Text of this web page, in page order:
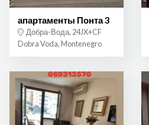
апартаменты Понта 3
Добра-Вода, 24JX+CF
Dobra Voda, Montenegro